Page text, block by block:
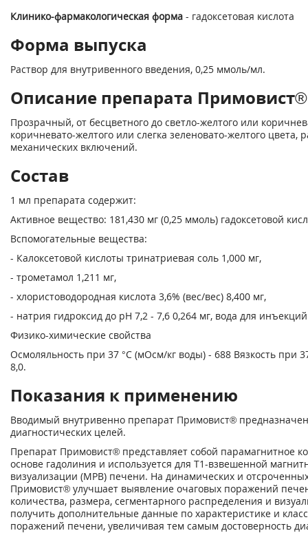
Клинико-фармакологическая форма - гадоксетовая кислота
Форма выпуска
Раствор для внутривенного введения, 0,25 ммоль/мл.
Описание препарата
Прозрачный, от бесцветного до светло-желтого или
коричневато-желтого или слегка зеленовато-желтого цвета,
механических включений.
Состав
1 мл препарата содержит:
Активное вещество: 181,430 мг (0,25 ммоль) гадоксетовой
Вспомогательные вещества:
- Калоксетовой кислоты тринатриевая соль 1,000 мг,
- трометамол 1,211 мг,
- хлористоводородная кислота 3,6% (вес/вес) 8,400 мг,
- натрия гидроксид до pH 7,2 - 7,6 0,264 мг, вода для
Физико-химические свойства
Осмоляльность при 37 °С (мОсм/кг воды) - 688 Вязкость при
8,0.
Показания к применению
Вводимый внутривенно препарат Примовист®
диагностических целей.
Препарат Примовист® представляет собой парамагнитное
основе гадолиния и используется для Т1-взвешенной
визуализации (МРВ) печени. На динамических и
Примовист® улучшает выявление очаговых поражений
количества, размера, сегментарного распределения и
получить дополнительные данные по характеристике и
поражений печени, увеличивая тем самым достоверность